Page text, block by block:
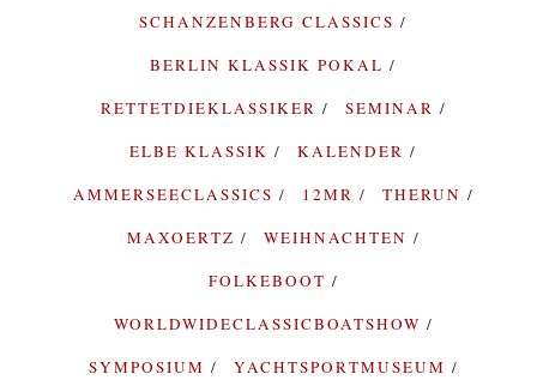
SCHANZENBERG CLASSICS
BERLIN KLASSIK POKAL
RETTETDIEKLASSIKER
SEMINAR
ELBE KLASSIK
KALENDER
AMMERSEECLASSICS
12MR
THERUN
MAXOERTZ
WEIHNACHTEN
FOLKEBOOT
WORLDWIDECLASSICBOATSHOW
SYMPOSIUM
YACHTSPORTMUSEUM